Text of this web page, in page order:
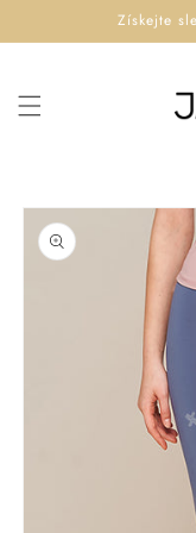
obsahu
Získejte
informace
produktu